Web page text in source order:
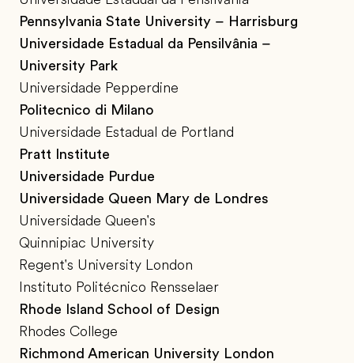
Pennsylvania State University – Harrisburg
Universidade Estadual da Pensilvânia –
University Park
Universidade Pepperdine
Politecnico di Milano
Universidade Estadual de Portland
Pratt Institute
Universidade Purdue
Universidade Queen Mary de Londres
Universidade Queen's
Quinnipiac University
Regent's University London
Instituto Politécnico Rensselaer
Rhode Island School of Design
Rhodes College
Richmond American University London